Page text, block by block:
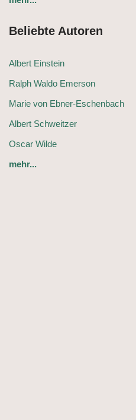
Beliebte Autoren
Albert Einstein
Ralph Waldo Emerson
Marie von Ebner-Eschenbach
Albert Schweitzer
Oscar Wilde
mehr...